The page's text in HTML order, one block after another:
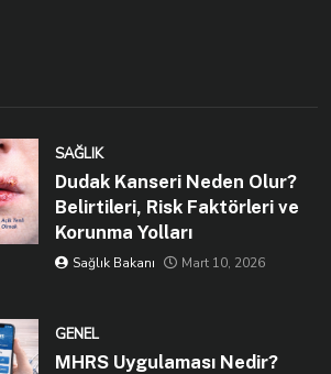
SAĞLIK
Dudak Kanseri Neden Olur?
Belirtileri, Risk Faktörleri ve
Korunma Yolları
Sağlık Bakanı Mart 10, 2026
GENEL
MHRS Uygulaması Nedir?